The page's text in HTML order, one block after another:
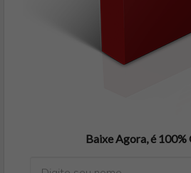
Baixe Agora, é